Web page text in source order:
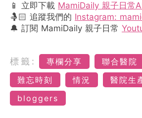
📱 立即下載 MamiDaily 親子日常
🤱🏻 追蹤我們的 Instagram:
🔔 訂閱 MamiDaily 親子日常
標籤: 專欄分享 聯合醫院
難忘時刻
情況
醫院生
bloggers